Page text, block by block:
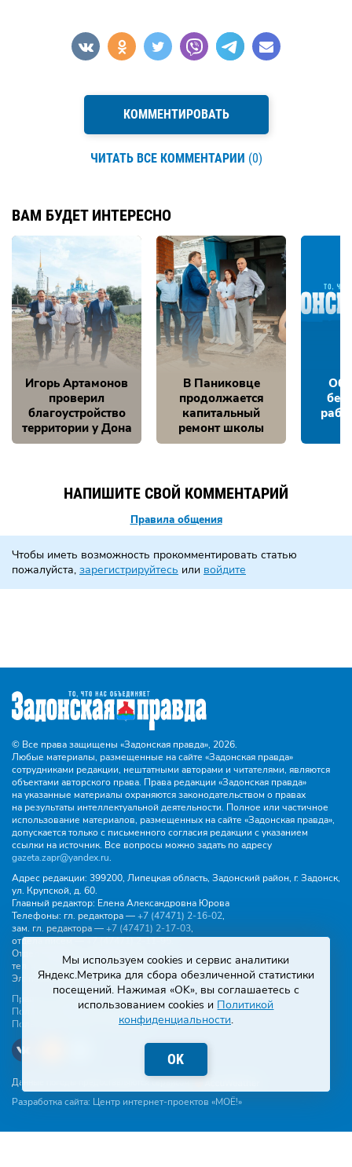
КОММЕНТИРОВАТЬ
ЧИТАТЬ ВСЕ КОММЕНТАРИИ (0)
ВАМ БУДЕТ ИНТЕРЕСНО
Игорь Артамонов
проверил
благоустройство
территории у Дона
В Паниковце
продолжается
капитальный
ремонт школы
НАПИШИТЕ СВОЙ КОММЕНТАРИЙ
Правила общения
Чтобы иметь возможность прокомментировать статью
пожалуйста, зарегистрируйтесь или войдите
© Все права защищены «Задонская правда», 2026.
Любые материалы, размещенные на сайте «Задонская правда»
сотрудниками редакции, нештатными авторами и читателями, являются
объектами авторского права. Права редакции «Задонская правда»
на указанные материалы охраняются законодательством о правах
на результаты интеллектуальной деятельности. Полное или частичное
использование материалов, размещенных на сайте «Задонская правда»,
допускается только с письменного согласия редакции с указанием
ссылки на источник. Все вопросы можно задать по адресу
gazeta.zapr@yandex.ru.
Адрес редакции: 399200, Липецкая область, Задонский район, г. Задонск,
ул. Крупской, д. 60.
Главный редактор: Елена Александровна Юрова
Телефоны: гл. редактора —+7 (47471) 2‑16‑02,
зам. гл. редактора —+7 (47471) 2‑17‑03,
отдела писем —+7 (47471) 2‑11‑95.
Отдел рекламы и объявлений:
тел.
+7 (47471) 2‑43‑88, эл. почта -buh.gzp@yandex.ru
Эл. почта:gazeta.zapr@yandex.ru
Правила общения
Политика конфиденциальности
Пользовательское соглашение
Данные погоды предоставляются сервисом
Разработка сайта: Центр интернет-проектов «МОЁ!»
Мы используем cookies и сервис аналитики
Яндекс.Метрика для сбора обезличенной статистики
посещений. Нажимая «OK», вы соглашаетесь с
использованием cookies и Политикой
конфиденциальности.
OK